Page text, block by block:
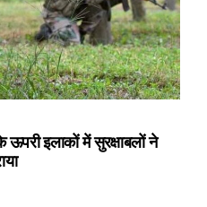
इलाकों में सुरक्षाबलों ने